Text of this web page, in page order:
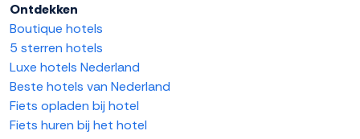
Ontdekken
Boutique hotels
5 sterren hotels
Luxe hotels Nederland
Beste hotels van Nederland
Fiets opladen bij hotel
Fiets huren bij het hotel